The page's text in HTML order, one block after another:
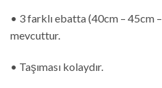
• 3 farklı ebatta (40cm – 45cm
mevcuttur.
• Taşıması kolaydır.